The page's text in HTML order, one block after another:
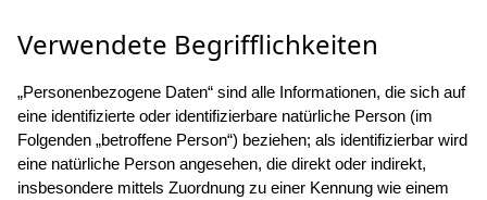
Verwendete Begrifflichkeiten
„Personenbezogene Daten“ sind alle Informationen, die sich auf
eine identifizierte oder identifizierbare natürliche Person (im
Folgenden „betroffene Person“) beziehen; als identifizierbar wird
eine natürliche Person angesehen, die direkt oder indirekt,
insbesondere mittels Zuordnung zu einer Kennung wie einem